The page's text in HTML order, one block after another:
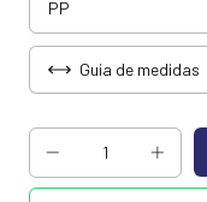
Guia de medidas